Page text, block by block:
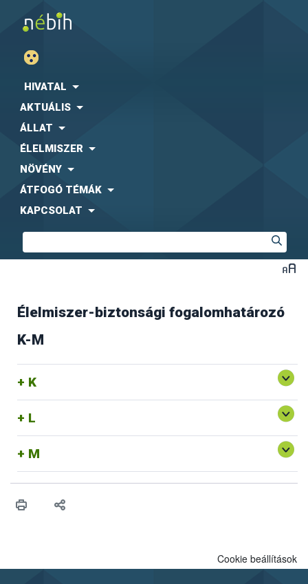
HIVATAL
AKTUÁLIS
ÁLLAT
ÉLELMISZER
NÖVÉNY
ÁTFOGÓ TÉMÁK
KAPCSOLAT
Élelmiszer-biztonsági fogalomhatározó
K-M
K
L
M
Cookie beállítások